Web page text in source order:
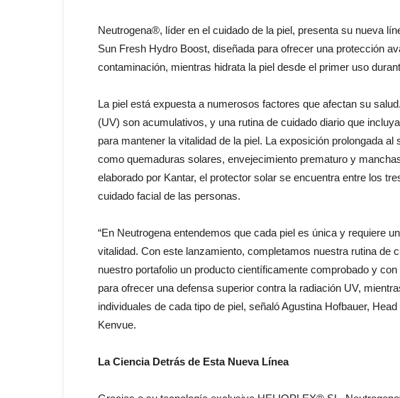
Neutrogena®, líder en el cuidado de la piel, presenta su nueva
Sun Fresh Hydro Boost, diseñada para ofrecer una protección
contaminación, mientras hidrata la piel desde el primer uso
La piel está expuesta a numerosos factores que afectan su
(UV) son acumulativos, y una rutina de cuidado diario que
para mantener la vitalidad de la piel. La exposición prolongada
como quemaduras solares, envejecimiento prematuro y
elaborado por Kantar, el protector solar se encuentra entre los
cuidado facial de las personas.
“En Neutrogena entendemos que cada piel es única y requiere
vitalidad. Con este lanzamiento, completamos nuestra rutina de
nuestro portafolio un producto científicamente comprobado y
para ofrecer una defensa superior contra la radiación UV,
individuales de cada tipo de piel, señaló Agustina Hofbauer,
Kenvue.
La Ciencia Detrás de Esta Nueva Línea